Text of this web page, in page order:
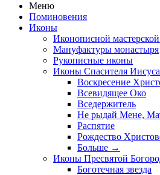
Меню
Поминовения
Иконы
Иконописной
Мануфактуры монастыря
Рукописные иконы
Иконы Спасителя
Воскресение
Всевидящее Око
Вседержитель
Не рыдай Мене,
Распятие
Рождество
Больше →
Иконы Пресвятой
Боготечная звезда